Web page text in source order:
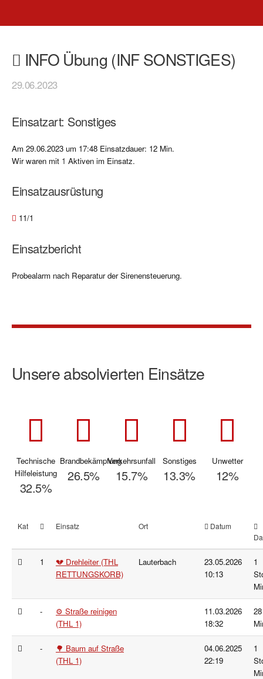
INFO Übung (INF SONSTIGES)
29.06.2023
Einsatzart: Sonstiges
Am 29.06.2023 um 17:48 Einsatzdauer: 12 Min.
Wir waren mit 1 Aktiven im Einsatz.
Einsatzausrüstung
11/1
Einsatzbericht
Probealarm nach Reparatur der Sirenensteuerung.
Unsere absolvierten Einsätze
Technische
Hilfeleistung
32.5%
Brandbekämpfung
26.5%
Verkehrsunfall
15.7%
Sonstiges
13.3%
Unwetter
12%
Kat Einsatz Ort
Datum
1
💔 Drehleiter (THL
RETTUNGSKORB)
Lauterbach
23.05.2026
10:13
1
-
⚙️ Straße reinigen
(THL 1)
11.03.2026
18:32
28
-
🌳 Baum auf Straße
(THL 1)
04.06.2025
22:19
1